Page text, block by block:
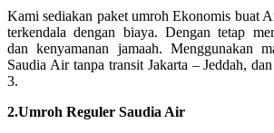
Kami sediakan paket umroh Ekonomis buat
terkendala dengan biaya. Dengan tetap
dan kenyamanan jamaah. Menggunakan
Saudia Air tanpa transit Jakarta – Jeddah,
3.
2.Umroh Reguler Saudia Air